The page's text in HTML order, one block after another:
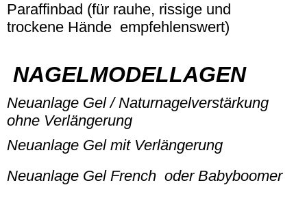
Paraffinbad (für rauhe, rissige und
trockene Hände empfehlenswert)
NAGELMODELLAGEN
Neuanlage Gel / Naturnagelverstärkung
ohne Verlängerung
Neuanlage Gel mit Verlängerung
Neuanlage Gel French oder Babyboomer